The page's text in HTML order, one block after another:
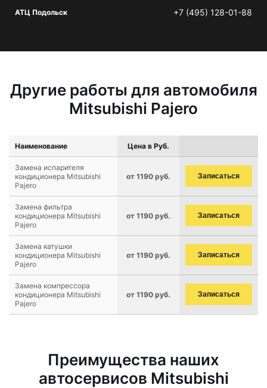
АТЦ Подольск +7 (495) 128-01-88
Другие работы для автомобиля
Mitsubishi Pajero
Наименование Цена в Руб.
Замена испарителя
кондиционера Mitsubishi
Pajero
от 1190 руб. Записаться
Замена фильтра
кондиционера Mitsubishi
Pajero
от 1190 руб. Записаться
Замена катушки
кондиционера Mitsubishi
Pajero
от 1190 руб. Записаться
Замена компрессора
кондиционера Mitsubishi
Pajero
от 1190 руб. Записаться
Преимущества наших
автосервисов Mitsubishi